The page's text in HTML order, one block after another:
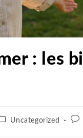
: les
Uncategorized